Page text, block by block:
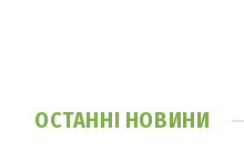
ОСТАННІ НОВИНИ